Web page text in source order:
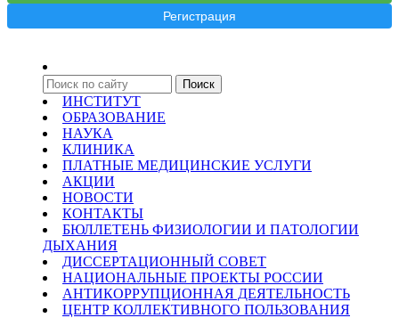
Регистрация
ИНСТИТУТ
ОБРАЗОВАНИЕ
НАУКА
КЛИНИКА
ПЛАТНЫЕ МЕДИЦИНСКИЕ УСЛУГИ
АКЦИИ
НОВОСТИ
КОНТАКТЫ
БЮЛЛЕТЕНЬ ФИЗИОЛОГИИ И ПАТОЛОГИИ
ДЫХАНИЯ
ДИССЕРТАЦИОННЫЙ СОВЕТ
НАЦИОНАЛЬНЫЕ ПРОЕКТЫ РОССИИ
АНТИКОРРУПЦИОННАЯ ДЕЯТЕЛЬНОСТЬ
ЦЕНТР КОЛЛЕКТИВНОГО ПОЛЬЗОВАНИЯ